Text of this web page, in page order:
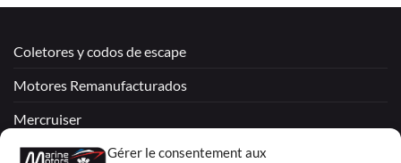
Gérer le consentement aux
Coletores y codos de escape
Motores Remanufacturados
Mercruiser
VOLVO PENTA / OMC